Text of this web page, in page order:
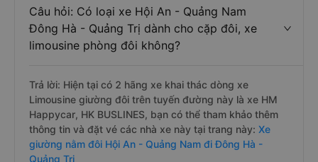
Câu hỏi: Có loại xe Hội An - Quảng Nam
Đông Hà - Quảng Trị dành cho cặp đôi, xe
limousine phòng đôi không?
Trả lời: Hiện tại có 2 hãng xe khai thác dòng xe
Limousine giường đôi trên tuyến đường này là xe HM
Happycar, HK BUSLINES, bạn có thể tham khảo thêm
thông tin và đặt vé các nhà xe này tại trang này: Xe
giường nằm đôi Hội An - Quảng Nam đi Đông Hà -
Quảng Trị